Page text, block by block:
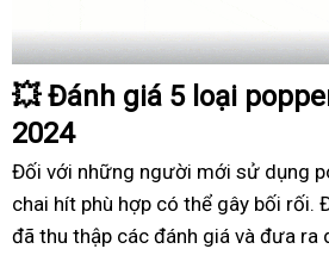
💥Đánh giá 5 loại
2024
Đối với những người mới sử dụng
chai hít phù hợp có thể gây bối rối.
đã thu thập các đánh giá và đưa ra